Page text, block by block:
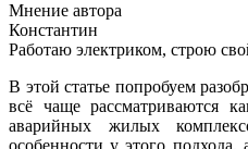
Мнение автора
Константин
Работаю электриком, строю
В этой статье попробуем
всё чаще рассматриваются
аварийных жилых
особенности у этого подхода,